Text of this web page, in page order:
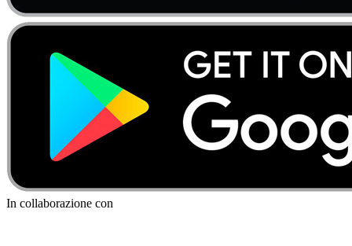
In collaborazione con